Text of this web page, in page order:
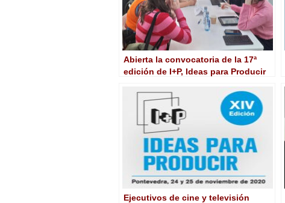
Abierta la convocatoria de la 17ª
edición de I+P, Ideas para Producir
Ejecutivos de cine y televisión